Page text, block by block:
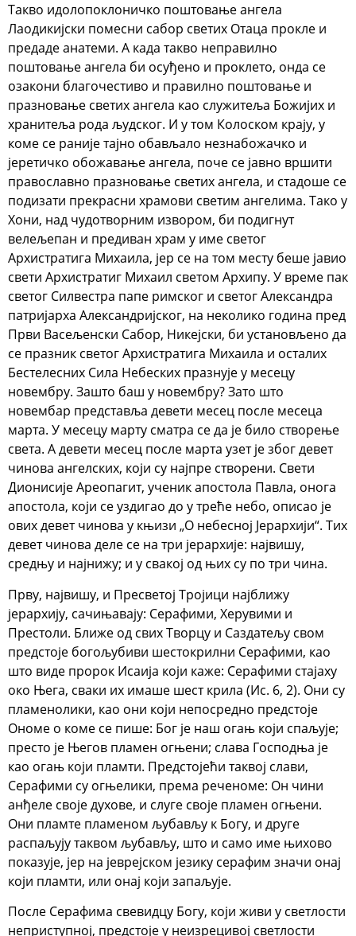
Такво идолопоклоничко поштовање ангела
Лаодикијски помесни сабор светих Отаца прокле и
предаде анатеми. А када такво неправилно
поштовање ангела би осуђено и проклето, онда се
озакони благочестиво и правилно поштовање и
празновање светих ангела као служитеља Божијих и
хранитеља рода људског. И у том Колоском крају, у
коме се раније тајно обављало незнабожачко и
јеретичко обожавање ангела, поче се јавно вршити
православно празновање светих ангела, и стадоше се
подизати прекрасни храмови светим ангелима. Тако у
Хони, над чудотворним извором, би подигнут
велељепан и предиван храм у име светог
Архистратига Михаила, јер се на том месту беше јавио
свети Архистратиг Михаил светом Архипу. У време пак
светог Силвестра папе римског и светог Александра
патријарха Александријског, на неколико година пред
Први Васељенски Сабор, Никејски, би установљено да
се празник светог Архистратига Михаила и осталих
Бестелесних Сила Небеских празнује у месецу
новембру. Зашто баш у новембру? Зато што
новембар представља девети месец после месеца
марта. У месецу марту сматра се да је било створење
света. А девети месец после марта узет је због девет
чинова ангелских, који су најпре створени. Свети
Дионисије Ареопагит, ученик апостола Павла, онога
апостола, који се уздигао до у треће небо, описао је
ових девет чинова у књизи „О небесној Јерархији“. Тих
девет чинова деле се на три јерархије: највишу,
средњу и најнижу; и у свакој од њих су по три чина.
Прву, највишу, и Пресветој Тројици најближу
јерархију, сачињавају: Серафими, Херувими и
Престоли. Ближе од свих Творцу и Саздатељу свом
предстоје богољубиви шестокрилни Серафими, као
што виде пророк Исаија који каже: Серафими стајаху
око Њега, сваки их имаше шест крила (Ис. 6, 2). Они су
пламенолики, као они који непосредно предстоје
Ономе о коме се пише: Бог је наш огањ који спаљује;
престо је Његов пламен огњени; слава Господња је
као огањ који пламти. Предстојећи таквој слави,
Серафими су огњелики, према реченоме: Он чини
анђеле своје духове, и слуге своје пламен огњени.
Они пламте пламеном љубављу к Богу, и друге
распаљују таквом љубављу, што и само име њихово
показује, јер на јеврејском језику серафим значи онај
који пламти, или онај који запаљује.
После Серафима свевидцу Богу, који живи у светлости
неприступној, предстоје у неизрецивој светлости